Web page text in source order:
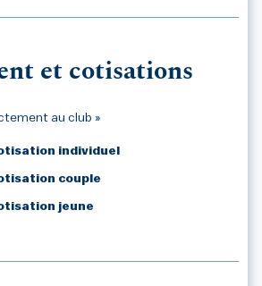
et cotisations
au club »
individuel
couple
jeune